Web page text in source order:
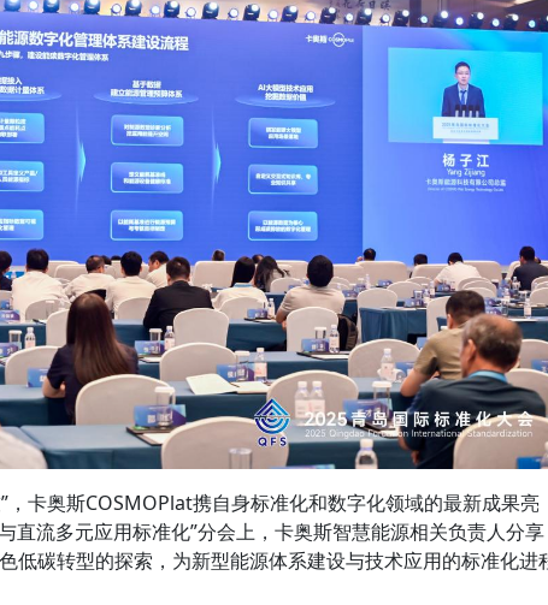
，卡奥斯COSMOPlat携自身标准化和数字化领域的最新成果亮
直流多元应用标准化”分会上，卡奥斯智慧能源相关负责人分享
低碳转型的探索，为新型能源体系建设与技术应用的标准化进